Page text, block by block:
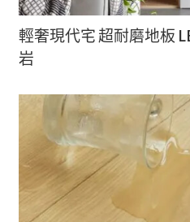
輕奢現代宅 超耐磨地板
岩